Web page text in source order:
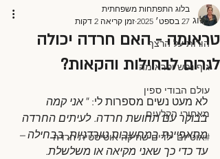
בלוג
הורות על הרצף
גוף נפש וטראומה
עולם הבודי ספין
מאחורי הקלעים
#אוטיזם ילדים שחיקה אוטיסטית חרדה
טראומה - האם חרדה יכולה
לגרום לבחילות והקאות?
בלוג התפתחות משפחתית
27 בספט׳ 2025
זמן קריאה 2 דקות
לא מעט נשים מספרות לי: "אני קמה
בבוקר עם תחושת חרדה. לעיתים החרדה
מתאפיינת במחשבות טורדניות, בבחילה –
עד כדי כך שאני מקיאה או משלשלת.